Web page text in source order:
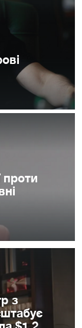
проти
з